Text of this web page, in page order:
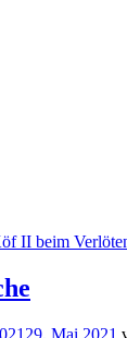
29. Mai 2021